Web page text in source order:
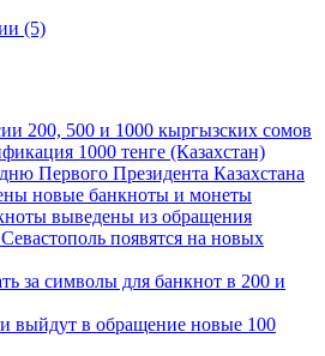
(5)
200, 500 и 1000 кыргызских сомов
1000 тенге (Казахстан)
Первого Президента Казахстана
новые банкноты и монеты
выведены из обращения
появятся на новых
за символы для банкнот в 200 и
выйдут в обращение новые 100